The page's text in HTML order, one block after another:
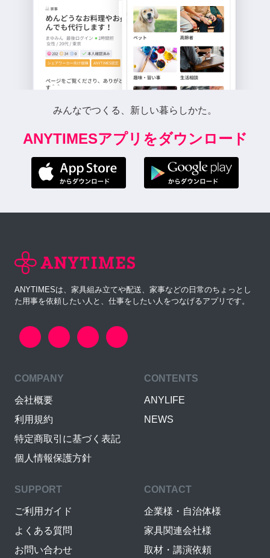
みんなでつくる、新しい暮らしかた。
ANYTIMESアプリをダウンロード
ANYTIMESは、家具組み立てや配送、家事などの日常のちょっとし
た用事を依頼したい人と、仕事をしたい人をつなげるアプリです。
COMPANY
会社概要
利用規約
特定商取引に基づく表記
個人情報保護方針
CONTENTS
ANYLIFE
NEWS
SUPPORT
ご利用ガイド
よくある質問
お問い合わせ
CONTACT
企業様・自治体様
家具関連会社様
取材・講演依頼